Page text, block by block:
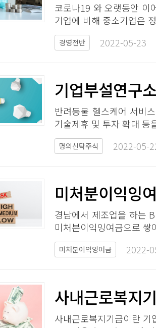
코로나19 와 오랫동안 이
기업에 비해 중소기업은
경영전반 2022-05-23​
기업부설연구
반려동물 헬스케어 서비
기술제휴 및 투자 확대 등
명의신탁주식 2022-05-
미처분이익잉
경남에서 제조업을 하는
미처분이익잉여금으로
미처분이익잉여금 2022-
사내근로복지
사내근로복지기금이란